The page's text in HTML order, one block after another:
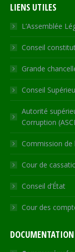
opens
in
new
window
opens
in
new
window
opens
in
new
window
in
LIENS UTILES
L’Assemblée
Conseil
Grande
Conseil
Autorité
Corruption
Commission de
Cour de
Conseil d’État
Cour des
DOCUMENTATION